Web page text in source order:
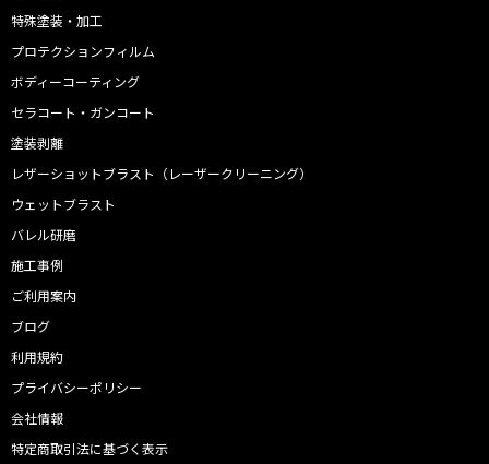
特殊塗装・加工
プロテクションフィルム
ボディーコーティング
セラコート・ガンコート
塗装剥離
レザーショットブラスト（レーザークリーニング）
ウェットブラスト
バレル研磨
施工事例
ご利用案内
ブログ
利用規約
プライバシーポリシー
会社情報
特定商取引法に基づく表示